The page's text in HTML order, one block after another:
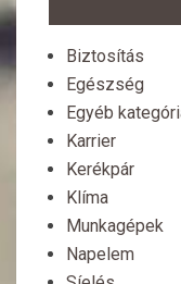
Biztosítás
Egészség
Egyéb
Karrier
Kerékpár
Klíma
Munkagépek
Napelem